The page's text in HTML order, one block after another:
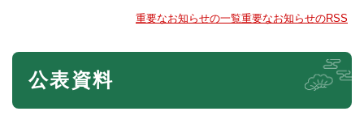
重要なお知らせの一覧重要なお知らせのRSS
本
公表資料